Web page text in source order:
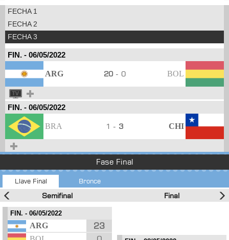
FECHA 1
FECHA 2
FECHA 3
FIN. - 06/05/2022
ARG 20- 0 BOL
FIN. - 06/05/2022
BRA 1 - 3 CHI
Fase Final
Llave Final Bronce
Semifinal Final
FIN. - 06/05/2022
ARG 23